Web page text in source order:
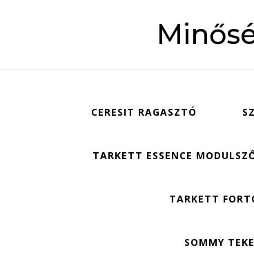
CERESIT RAGASZTÓ
TARKETT ESSENCE
TARKETT
SOMMY